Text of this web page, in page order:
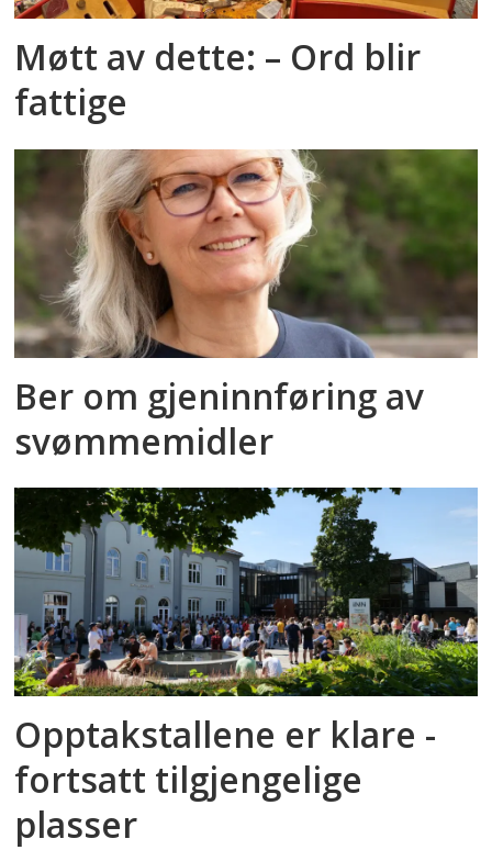
Møtt av dette: – Ord blir
fattige
Ber om gjeninnføring av
svømmemidler
Opptakstallene er klare -
fortsatt tilgjengelige
plasser